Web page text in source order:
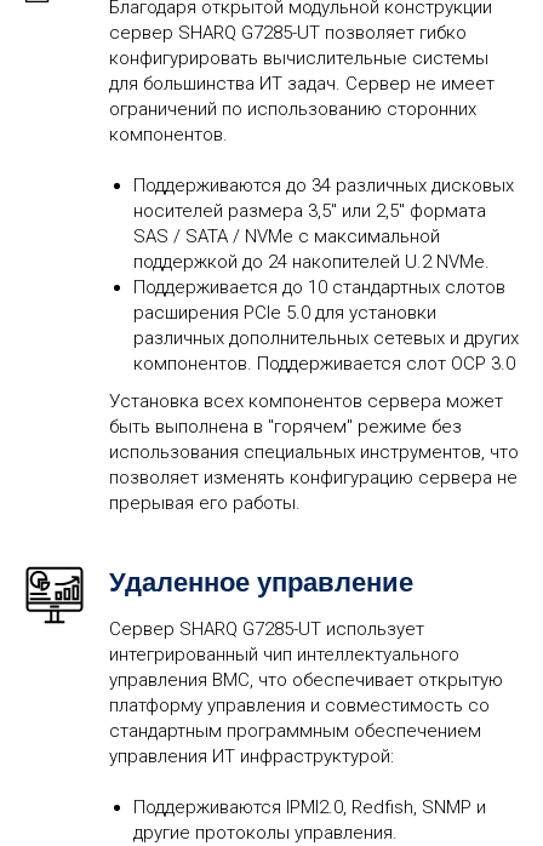
Благодаря открытой модульной конструкции
сервер SHARQ G7285-UT позволяет гибко
конфигурировать вычислительные системы
для большинства ИТ задач. Сервер не имеет
ограничений по использованию сторонних
компонентов.
Поддерживаются до 34 различных дисковых
носителей размера 3,5" или 2,5" формата
SAS / SATA / NVMe с максимальной
поддержкой до 24 накопителей U.2 NVMe.
Поддерживается до 10 стандартных слотов
расширения PCIe 5.0 для установки
различных дополнительных сетевых и других
компонентов. Поддерживается слот OCP 3.0
Установка всех компонентов сервера может
быть выполнена в "горячем" режиме без
использования специальных инструментов, что
позволяет изменять конфигурацию сервера не
прерывая его работы.
Удаленное управление
Сервер SHARQ G7285-UT использует
интегрированный чип интеллектуального
управления BMC, что обеспечивает открытую
платформу управления и совместимость со
стандартным программным обеспечением
управления ИТ инфраструктурой:
Поддерживаются IPMI2.0, Redfish, SNMP и
другие протоколы управления.